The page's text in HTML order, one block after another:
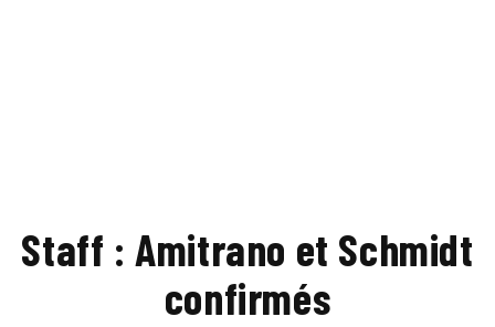
Staff : Amitrano et Schmidt
confirmés